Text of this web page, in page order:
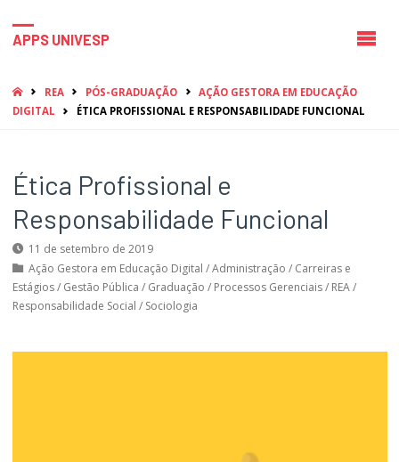
APPS UNIVESP
HOMEREA PÓS-GRADUAÇÃO
AÇÃO GESTORA EM EDUCAÇÃO
DIGITAL
ÉTICA PROFISSIONAL E RESPONSABILIDADE FUNCIONAL
Ética Profissional e
Responsabilidade Funcional
11 de setembro de 2019
Ação Gestora em Educação Digital /Administração / Carreiras e
Estágios/ Gestão Pública / Graduação / Processos Gerenciais/ REA/
Responsabilidade Social / Sociologia